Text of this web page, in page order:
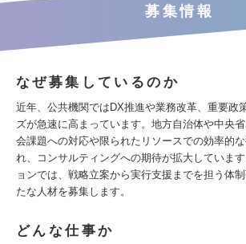
募集情報
なぜ募集しているのか
近年、公共機関ではDX推進や業務改革、重要政
ズが急速に高まっています。地方自治体や中央
会課題への対応や限られたリソースでの効率的
れ、コンサルティングへの期待が拡大していま
ョンでは、戦略立案から実行支援までを担う体
たな人材を募集します。
どんな仕事か